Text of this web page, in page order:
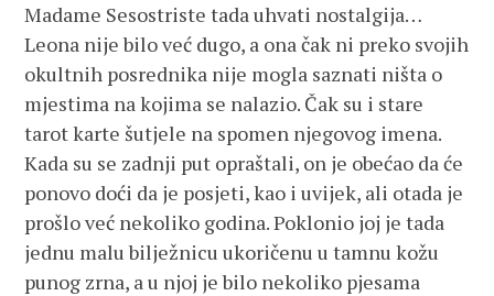
Madame Sesostriste tada uhvati nostalgija…
Leona nije bilo već dugo, a ona čak ni preko svojih
okultnih posrednika nije mogla saznati ništa o
mjestima na kojima se nalazio. Čak su i stare
tarot karte šutjele na spomen njegovog imena.
Kada su se zadnji put opraštali, on je obećao da će
ponovo doći da je posjeti, kao i uvijek, ali otada je
prošlo već nekoliko godina. Poklonio joj je tada
jednu malu bilježnicu ukoričenu u tamnu kožu
punog zrna, a u njoj je bilo nekoliko pjesama